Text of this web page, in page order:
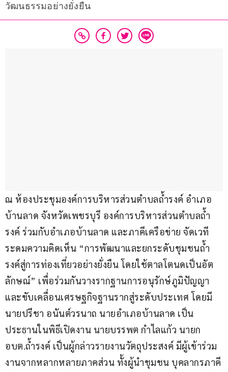
วัฒนธรรมอย่างยั่งยืน
ณ ห้องประชุมองค์การบริหารส่วนตำบลถ้ำรงค์ อำเภอ
บ้านลาด จังหวัดเพชรบุรี องค์การบริหารส่วนตำบลถ้ำ
รงค์ ร่วมกับอำเภอบ้านลาด และภาคีเครือข่าย จัดเวที
ระดมความคิดเห็น “การพัฒนาและยกระดับชุมชนถ้ำ
รงค์สู่การท่องเที่ยวอย่างยั่งยืน โดยใช้ตาลโตนดเป็นอัต
ลักษณ์” เพื่อร่วมกันวางรากฐานการอนุรักษ์ภูมิปัญญา
และขับเคลื่อนเศรษฐกิจฐานรากสู่ระดับประเทศ โดยมี
นายปรีชา อนันต์วรนาถ นายอำเภอบ้านลาด เป็น
ประธานในพิธีเปิดงาน นายบรรพต กำไลแก้ว นายก
อบต.ถ้ำรงค์ เป็นผู้กล่าวรายงานวัตถุประสงค์ มีผู้เข้าร่วม
งานจากหลากหลายภาคส่วน ทั้งผู้นำชุมชน บุคลากรภาคี